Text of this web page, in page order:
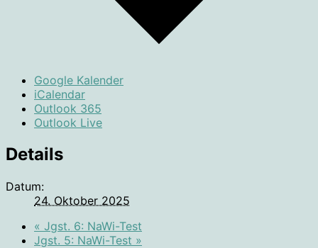
Google Kalender
iCalendar
Outlook 365
Outlook Live
Details
Datum:
24. Oktober 2025
« Jgst. 6: NaWi-Test
Jgst. 5: NaWi-Test »